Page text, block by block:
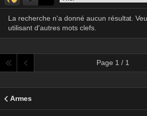
La recherche n'a donné aucun résultat.
utilisant d'autres mots clefs.
Page 1 / 1
Armes